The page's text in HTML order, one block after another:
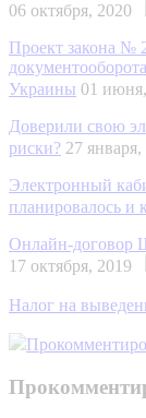
06 октября, 2020
Проект закона №
Украины 01
Доверили свою
риски? 27
Электронный
планировалось
Онлайн-договор
17 октября, 2019
Налог на